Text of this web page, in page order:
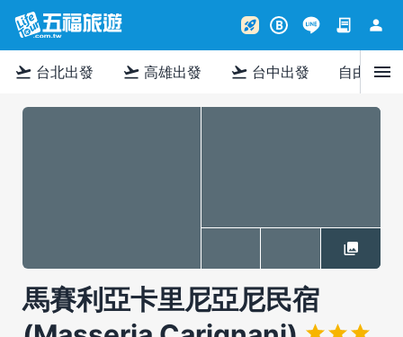
rocket_launch B contract person
flight_takeoff 台北出發 flight_takeoff 高雄出發 flight_takeoff 台中出發 自由行menu
馬賽利亞卡里尼亞尼民宿